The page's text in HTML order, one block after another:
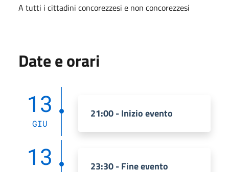
A tutti i cittadini concorezzesi e non concorezzesi
Date e orari
13
GIU
21:00 - Inizio evento
13 23:30 - Fine evento